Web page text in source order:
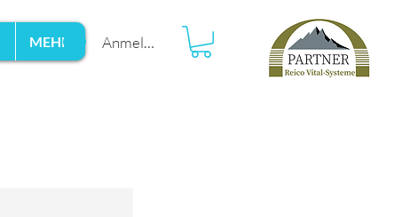
MEHR Anmelden